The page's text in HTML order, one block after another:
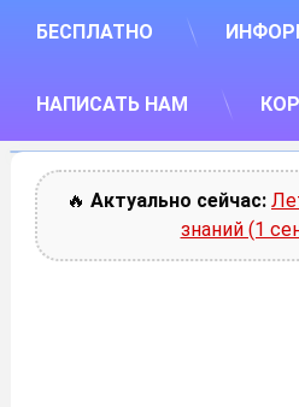
БЕСПЛАТНО
НАПИСАТЬ НАМ
🔥 Актуально сейчас:
знаний (1